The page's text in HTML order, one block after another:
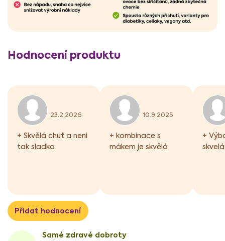
Samé zdravé dobroty
Hodnocení produktu
Přidat hodnocení
V
ý
s
Hodnocení produktu je 5 z 5 hvězdiček.
23.2.2026
+ Skvělá chuť a neni
tak sladka
Hodnocení
10.9.2025
+ kombinace s
mákem je skvělá
+